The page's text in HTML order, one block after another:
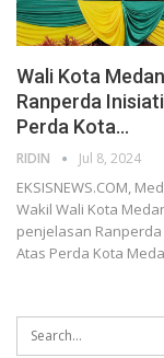
Wali Kota
Ranperda
Perda Kota…
RIDIN Jul 8, 2024
EKSISNEWS.COM,
Wakil Wali Kota
penjelasan
Atas Perda Kota